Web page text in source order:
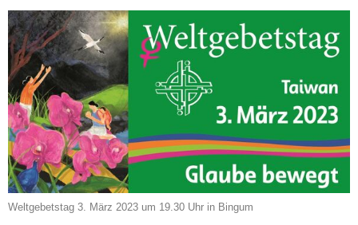
Weltgebetstag 3. März 2023 um 19.30 Uhr in Bingum